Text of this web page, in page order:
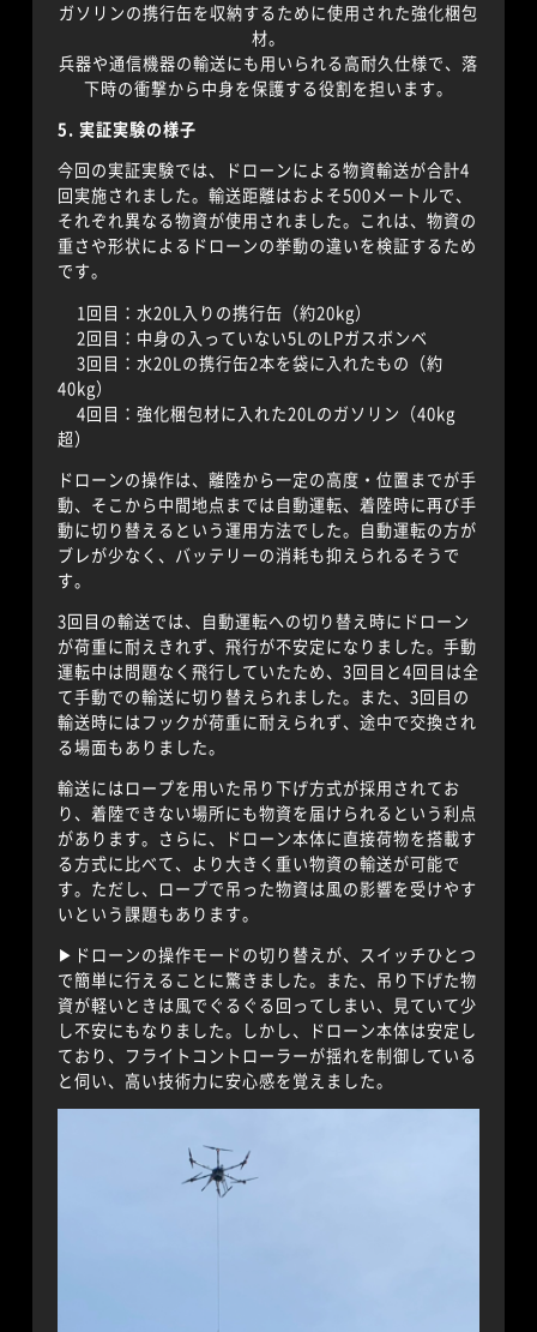
ガソリンの携行缶を収納するために使用された強化梱包
材。
兵器や通信機器の輸送にも用いられる高耐久仕様で、落
下時の衝撃から中身を保護する役割を担います。
5. 実証実験の様子
今回の実証実験では、ドローンによる物資輸送が合計4
回実施されました。輸送距離はおよそ500メートルで、
それぞれ異なる物資が使用されました。これは、物資の
重さや形状によるドローンの挙動の違いを検証するため
です。
1回目：水20L入りの携行缶（約20kg）
2回目：中身の入っていない5LのLPガスボンベ
3回目：水20Lの携行缶2本を袋に入れたもの（約
40kg）
4回目：強化梱包材に入れた20Lのガソリン（40kg
超）
ドローンの操作は、離陸から一定の高度・位置までが手
動、そこから中間地点までは自動運転、着陸時に再び手
動に切り替えるという運用方法でした。自動運転の方が
ブレが少なく、バッテリーの消耗も抑えられるそうで
す。
3回目の輸送では、自動運転への切り替え時にドローン
が荷重に耐えきれず、飛行が不安定になりました。手動
運転中は問題なく飛行していたため、3回目と4回目は全
て手動での輸送に切り替えられました。また、3回目の
輸送時にはフックが荷重に耐えられず、途中で交換され
る場面もありました。
輸送にはロープを用いた吊り下げ方式が採用されてお
り、着陸できない場所にも物資を届けられるという利点
があります。さらに、ドローン本体に直接荷物を搭載す
る方式に比べて、より大きく重い物資の輸送が可能で
す。ただし、ロープで吊った物資は風の影響を受けやす
いという課題もあります。
▶︎ドローンの操作モードの切り替えが、スイッチひとつ
で簡単に行えることに驚きました。また、吊り下げた物
資が軽いときは風でぐるぐる回ってしまい、見ていて少
し不安にもなりました。しかし、ドローン本体は安定し
ており、フライトコントローラーが揺れを制御している
と伺い、高い技術力に安心感を覚えました。